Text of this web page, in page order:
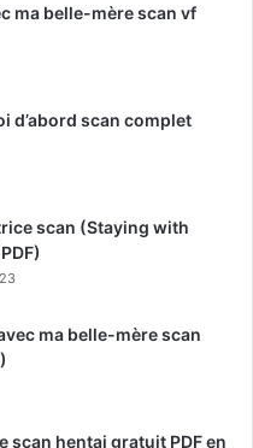
ma belle-mère scan vf
d’abord scan complet
scan (Staying with
ma belle-mère scan
scan hentai gratuit PDF en